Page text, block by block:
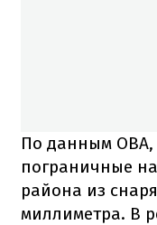
По данным ОВА,
пограничные
района из
миллиметра. В